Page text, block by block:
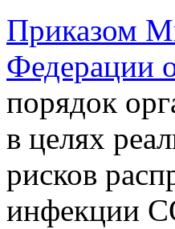
Приказом
Федерации
порядок
в целях
рисков
инфекции